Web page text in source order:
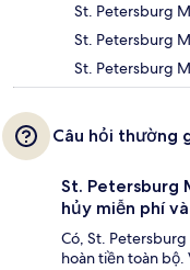
St. Petersburg
St. Petersburg
St. Petersburg
Câu hỏi thường
St. Petersburg
hủy miễn phí
Có, St.
hoàn tiền toàn bộ.